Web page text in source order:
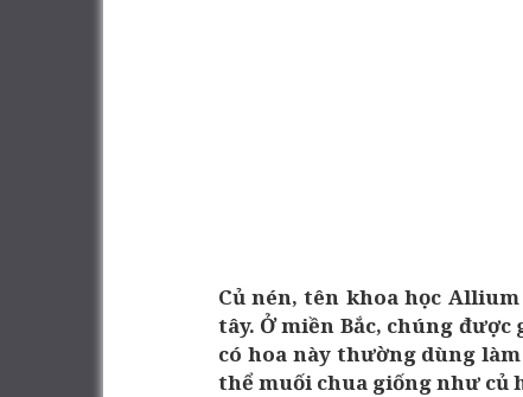
Củ nén, tên khoa học
tây. Ở miền Bắc, chúng
có hoa này thường dùng
thể muối chua giống như củ